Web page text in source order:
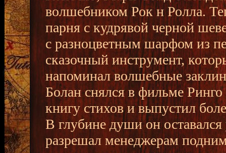
волшебником Рок н Ролла.
парня с кудрявой черной
с разноцветным шарфом из
сказочный инструмент,
напоминал волшебные
Болан снялся в фильме
книгу стихов и выпустил
В глубине души он
разрешал менеджерам